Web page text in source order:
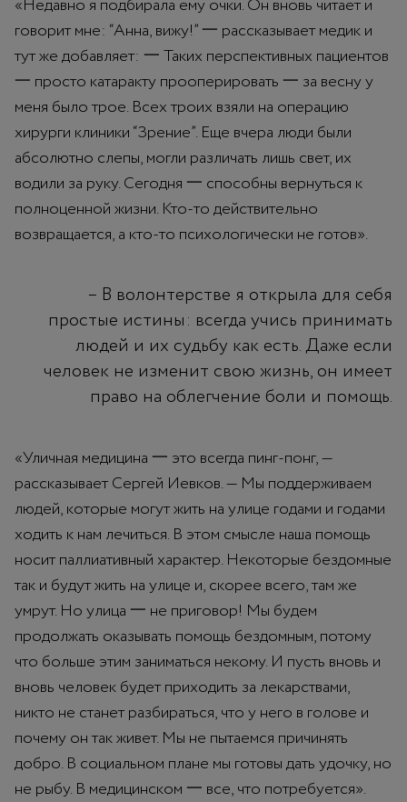
«Недавно я подбирала ему очки. Он вновь читает и
говорит мне: “Анна, вижу!” 一 рассказывает медик и
тут же добавляет: 一 Таких перспективных пациентов
一 просто катаракту прооперировать 一 за весну у
меня было трое. Всех троих взяли на операцию
хирурги клиники “Зрение”. Еще вчера люди были
абсолютно слепы, могли различать лишь свет, их
водили за руку. Сегодня 一 способны вернуться к
полноценной жизни. Кто-то действительно
возвращается, а кто-то психологически не готов».
– В волонтерстве я открыла для себя
простые истины: всегда учись принимать
людей и их судьбу как есть. Даже если
человек не изменит свою жизнь, он имеет
право на облегчение боли и помощь.
«Уличная медицина 一 это всегда пинг-понг, —
рассказывает Сергей Иевков. — Мы поддерживаем
людей, которые могут жить на улице годами и годами
ходить к нам лечиться. В этом смысле наша помощь
носит паллиативный характер. Некоторые бездомные
так и будут жить на улице и, скорее всего, там же
умрут. Но улица 一 не приговор! Мы будем
продолжать оказывать помощь бездомным, потому
что больше этим заниматься некому. И пусть вновь и
вновь человек будет приходить за лекарствами,
никто не станет разбираться, что у него в голове и
почему он так живет. Мы не пытаемся причинять
добро. В социальном плане мы готовы дать удочку, но
не рыбу. В медицинском 一 все, что потребуется».